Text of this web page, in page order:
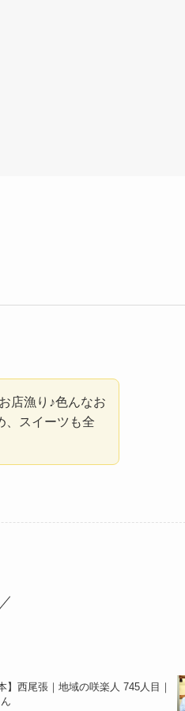
店漁り♪色んなお
、スイーツも全
】 西尾張｜地域の咲楽人 745人目｜